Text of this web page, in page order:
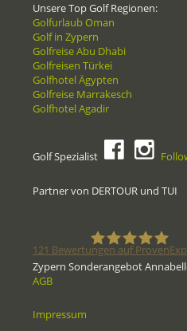
Unsere Top Golf Regionen:
Golfurlaub Oman
Golf in Zypern
Golfreise Abu Dhabi
Golfreisen Türkei
Golfhotel Ägypten
Golfreise Marrakesch
Golfhotel Agadir
Golf Spezialist
Partner von DERTOUR und TUI
121 Bewertungen auf
Zypern Sonderangebot
AGB
Impressum